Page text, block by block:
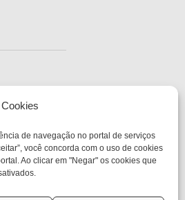
de navegação no portal de serviços
você concorda com o uso de cookies
Ao clicar em "Negar" os cookies que
-
-